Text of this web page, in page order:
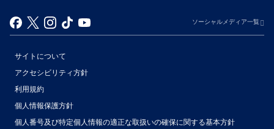
ソーシャルメディア一覧
サイトについて
アクセシビリティ方針
利用規約
個人情報保護方針
個人番号及び特定個人情報の適正な取扱いの確保に関する基本方針